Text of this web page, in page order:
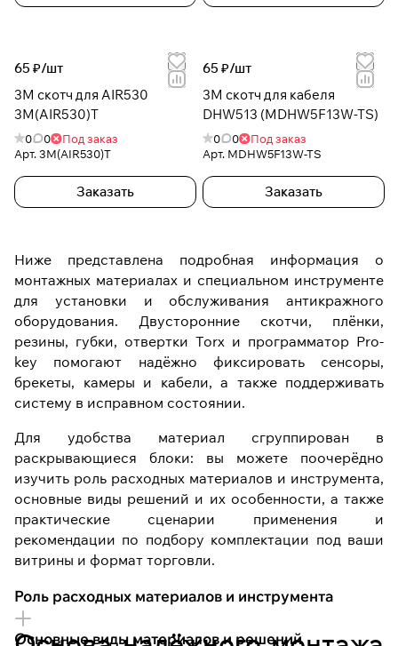
65 ₽/шт
3M скотч для AIR530
3M(AIR530)T
0 0
Под заказ
Арт.3M(AIR530)T
Заказать
65 ₽/шт
3M скотч для кабеля
DHW513 (MDHW5F13W-TS)
0 0
Под заказ
Арт. MDHW5F13W-TS
Заказать
Ниже представлена подробная информация о
монтажных материалах и специальном инструменте
для установки и обслуживания антикражного
оборудования. Двусторонние скотчи, плёнки,
резины, губки, отвертки Torx и программатор Pro-
key помогают надёжно фиксировать сенсоры,
брекеты, камеры и кабели, а также поддерживать
систему в исправном состоянии.
Для удобства материал сгруппирован в
раскрывающиеся блоки: вы можете поочерёдно
изучить роль расходных материалов и инструмента,
основные виды решений и их особенности, а также
практические сценарии применения и
рекомендации по подбору комплектации под ваши
витрины и формат торговли.
Роль расходных материалов и инструмента
Основные виды материалов и решений